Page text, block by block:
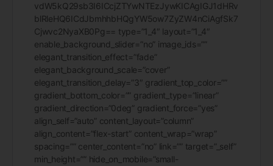
vdW5kQ29sb3I6ICcjZTYwNTEzJywKICAgIGJ1dHRv
blRleHQ6ICdJbmhhbHQgYW5ow7ZyZW4nCiAgfSk7
Cjwvc2NyaXB0Pg== type=”1_4″ layout=”1_4″
enable_background_slider=”no” image_ids=””
elegant_transition_effect=”fade”
elegant_background_scale=”cover”
elegant_transition_delay=”3″ gradient_top_color=””
gradient_bottom_color=”” gradient_type=”linear”
gradient_direction=”0deg” gradient_force=”yes”
align_self=”auto” content_layout=”column”
align_content=”flex-start” content_wrap=”wrap”
spacing=”” center_content=”no” link=”” target=”_self”
min_height=”” hide_on_mobile=”small-